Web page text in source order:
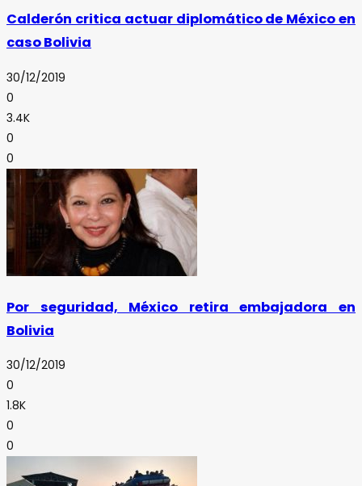
Calderón critica actuar diplomático de México en
caso Bolivia
30/12/2019
0
3.4K
0
0
Por seguridad, México retira embajadora en
Bolivia
30/12/2019
0
1.8K
0
0